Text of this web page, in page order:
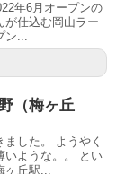
年6月オープンの
が仕込む岡山ラー
ン...
（梅ヶ丘
した。 ようやく
いような。。 とい
ヶ丘駅...